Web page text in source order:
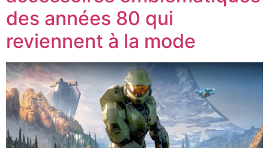
des années 80 qui
reviennent à la mode